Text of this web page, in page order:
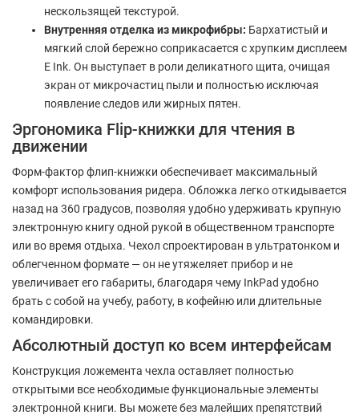
нескользящей текстурой.
Внутренняя отделка из микрофибры: Бархатистый и
мягкий слой бережно соприкасается с хрупким дисплеем
E Ink. Он выступает в роли деликатного щита, очищая
экран от микрочастиц пыли и полностью исключая
появление следов или жирных пятен.
Эргономика Flip-книжки для чтения в
движении
Форм-фактор флип-книжки обеспечивает максимальный
комфорт использования ридера. Обложка легко откидывается
назад на 360 градусов, позволяя удобно удерживать крупную
электронную книгу одной рукой в общественном транспорте
или во время отдыха. Чехол спроектирован в ультратонком и
облегченном формате — он не утяжеляет прибор и не
увеличивает его габариты, благодаря чему InkPad удобно
брать с собой на учебу, работу, в кофейню или длительные
командировки.
Абсолютный доступ ко всем интерфейсам
Конструкция ложемента чехла оставляет полностью
открытыми все необходимые функциональные элементы
электронной книги. Вы можете без малейших препятствий